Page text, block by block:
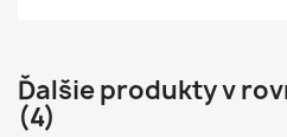
Ďalšie produkty v
(4)